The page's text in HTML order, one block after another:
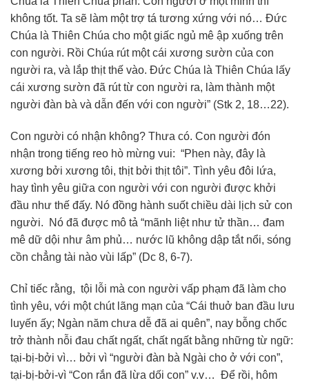
không tốt. Ta sẽ làm một trợ tá tương xứng với nó… Đức
Chúa là Thiên Chúa cho một giấc ngủ mê ập xuống trên
con người. Rồi Chúa rút một cái xương sườn của con
người ra, và lắp thịt thế vào. Đức Chúa là Thiên Chúa lấy
cái xương sườn đã rút từ con người ra, làm thành một
người đàn bà và dẫn đến với con người” (Stk 2, 18…22).
Con người có nhận không? Thưa có. Con người đón
nhận trong tiếng reo hò mừng vui: “Phen này, đây là
xương bởi xương tôi, thịt bởi thịt tôi”. Tình yêu đôi lứa,
hay tình yêu giữa con người với con người được khởi
đầu như thế đấy. Nó đồng hành suốt chiều dài lịch sử con
người. Nó đã được mô tả “mãnh liệt như tử thần… đam
mê dữ dội như âm phủ… nước lũ không dập tắt nổi, sóng
cồn chẳng tài nào vùi lấp” (Dc 8, 6-7).
Chỉ tiếc rằng, tội lỗi mà con người vấp phạm đã làm cho
tình yêu, với một chút lãng mạn của “Cái thuở ban đầu lưu
luyến ấy; Ngàn năm chưa dễ đã ai quên”, nay bỗng chốc
trở thành nỗi đau chất ngất, chất ngất bằng những từ ngữ:
tại-bị-bởi vì… bởi vì “người đàn bà Ngài cho ở với con”,
tại-bị-bởi-vì “Con rắn đã lừa dối con” v.v… Để rồi, hôm